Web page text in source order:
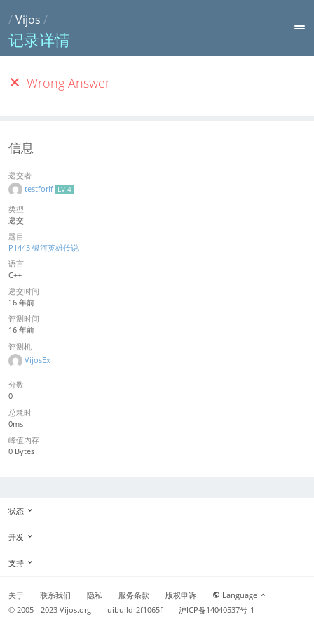
/Vijos /
记录详情
Wrong Answer
信息
递交者
testforlf LV 4
类型
递交
题目
P1443 银河英雄传说
语言
C++
递交时间
16 年前
评测时间
16 年前
评测机
VijosEx
分数
0
总耗时
0ms
峰值内存
0 Bytes
状态
开发
支持
关于 联系我们 隐私 服务条款 版权申诉
Language
© 2005 - 2023Vijos.org uibuild-2f1065f 沪ICP备14040537号-1